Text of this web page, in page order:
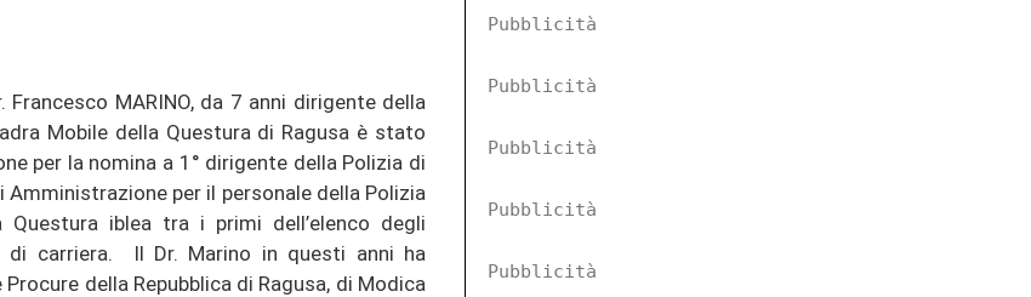
Francesco MARINO, da 7 anni dirigente della
Mobile della Questura di Ragusa è stato
per la nomina a 1° dirigente della Polizia di
per il personale della Polizia
iblea tra i primi dell’elenco degli
di carriera. Il Dr. Marino in questi anni ha
della Repubblica di Ragusa, di Modica
Pubblicità
Pubblicità
Pubblicità
Pubblicità
Pubblicità